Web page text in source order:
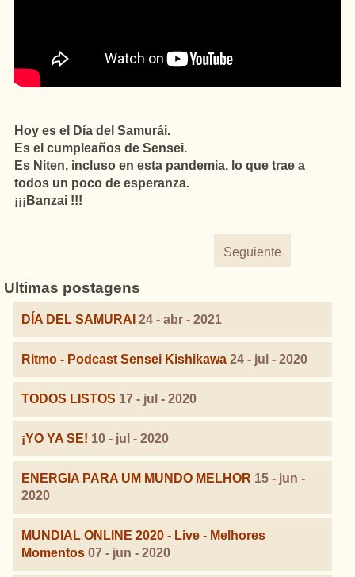
Hoy es el Día del Samurái.
Es el cumpleaños de Sensei.
Es Niten, incluso en esta pandemia, lo que trae a
todos un poco de esperanza.
¡¡¡Banzai !!!
Seguiente
Ultimas postagens
DÍA DEL SAMURAI 24 - abr - 2021
Ritmo - Podcast Sensei Kishikawa 24 - jul - 2020
TODOS LISTOS 17 - jul - 2020
¡YO YA SE! 10 - jul - 2020
ENERGIA PARA UM MUNDO MELHOR 15 - jun -
2020
MUNDIAL ONLINE 2020 - Live - Melhores
Momentos 07 - jun - 2020